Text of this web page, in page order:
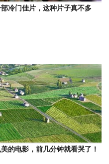
冷门佳片，这种片子真不多
的电影，前几分钟就看哭了！